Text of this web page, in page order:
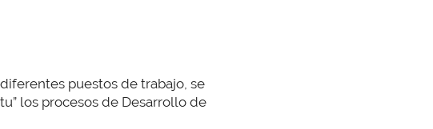
puestos de trabajo, se
los procesos de Desarrollo de